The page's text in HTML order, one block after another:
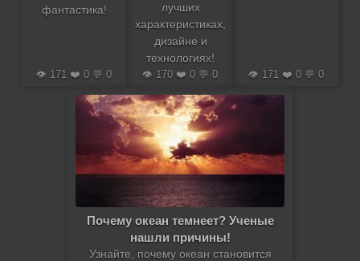
фантастика!
👁️ 171 ❤️ 0 💬 0
лучших
характеристиках,
дизайне и
технологиях!
👁️ 170 ❤️ 0 💬 0
👁️ 171 ❤️ 0 💬 0
Почему океан темнеет? Ученые
нашли причины!
Узнайте, почему океан становится